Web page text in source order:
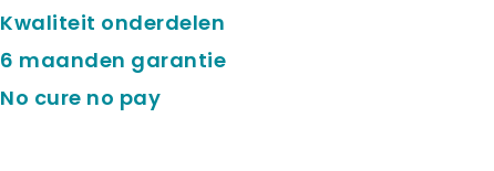
Kwaliteit onderdelen
6 maanden garantie
No cure no pay